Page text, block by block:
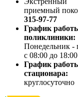
приемный
315-97-77
График
поликлиники:
Понедельник -
с 08:00 до 18:00
График
стационара:
круглосуточно